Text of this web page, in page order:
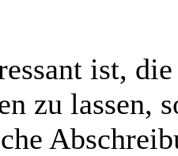
ist,
zu lassen,